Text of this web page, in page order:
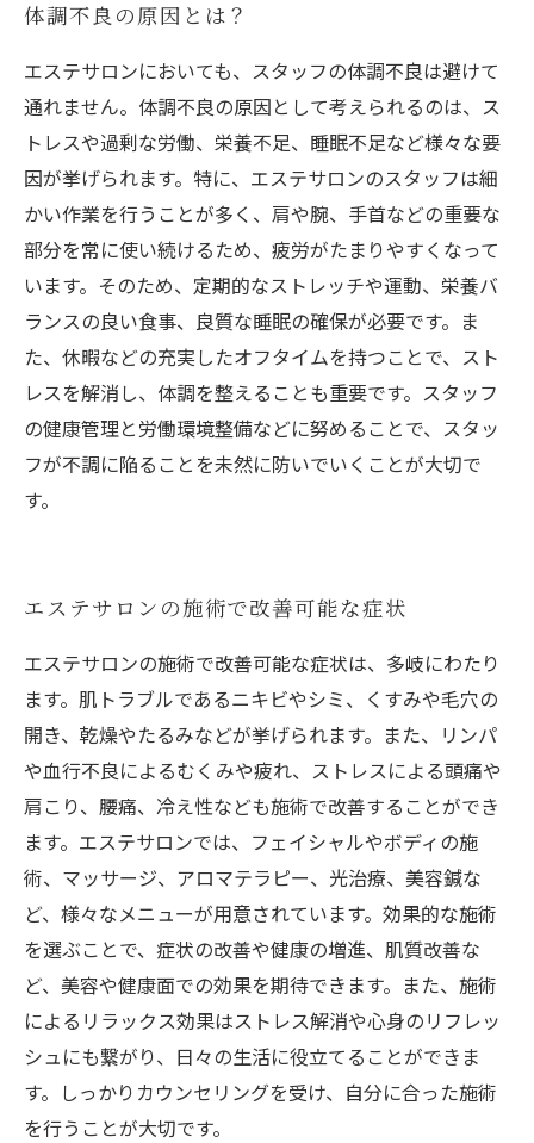
体調不良の原因とは？
エステサロンにおいても、スタッフの体調不良は避けて
通れません。体調不良の原因として考えられるのは、ス
トレスや過剰な労働、栄養不足、睡眠不足など様々な要
因が挙げられます。特に、エステサロンのスタッフは細
かい作業を行うことが多く、肩や腕、手首などの重要な
部分を常に使い続けるため、疲労がたまりやすくなって
います。そのため、定期的なストレッチや運動、栄養バ
ランスの良い食事、良質な睡眠の確保が必要です。ま
た、休暇などの充実したオフタイムを持つことで、スト
レスを解消し、体調を整えることも重要です。スタッフ
の健康管理と労働環境整備などに努めることで、スタッ
フが不調に陥ることを未然に防いでいくことが大切で
す。
エステサロンの施術で改善可能な症状
エステサロンの施術で改善可能な症状は、多岐にわたり
ます。肌トラブルであるニキビやシミ、くすみや毛穴の
開き、乾燥やたるみなどが挙げられます。また、リンパ
や血行不良によるむくみや疲れ、ストレスによる頭痛や
肩こり、腰痛、冷え性なども施術で改善することができ
ます。エステサロンでは、フェイシャルやボディの施
術、マッサージ、アロマテラピー、光治療、美容鍼な
ど、様々なメニューが用意されています。効果的な施術
を選ぶことで、症状の改善や健康の増進、肌質改善な
ど、美容や健康面での効果を期待できます。また、施術
によるリラックス効果はストレス解消や心身のリフレッ
シュにも繋がり、日々の生活に役立てることができま
す。しっかりカウンセリングを受け、自分に合った施術
を行うことが大切です。